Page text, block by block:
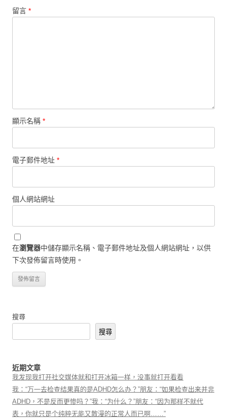
留言 *
顯示名稱 *
電子郵件地址 *
個人網站網址
在瀏覽器中儲存顯示名稱、電子郵件地址及個人網站網址，以供
下次發佈留言時使用。
搜尋
搜尋
近期文章
我发现我打开社交媒体就和打开冰箱一样，没事就打开看看
我：“万一去检查结果真的是ADHD怎么办？”朋友：“如果检查出来并非
ADHD，不是反而更惨吗？”我：“为什么？”朋友：“因为那样不就代
表，你就只是个纯粹无能又散漫的正常人而已啊……”